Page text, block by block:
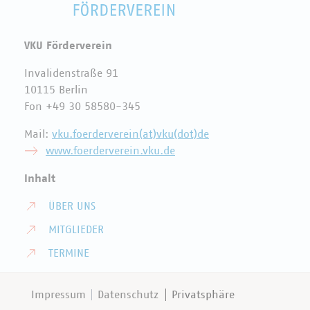
VKU Förderverein
Invalidenstraße 91
10115 Berlin
Fon +49 30 58580-345
Mail: vku.foerderverein(at)vku(dot)de
www.foerderverein.vku.de
Inhalt
ÜBER UNS
MITGLIEDER
TERMINE
Impressum Datenschutz Privatsphäre